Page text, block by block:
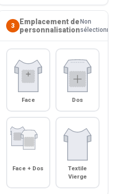
3
Emplacement de
personnalisation
Non
sélectionné
Face Dos
Face + Dos
Textile
Vierge